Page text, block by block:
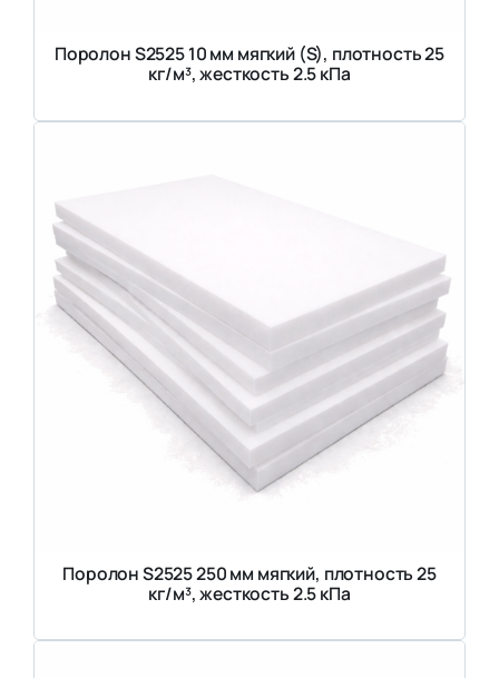
Поролон S2525 10 мм мягкий (S), плотность 25
кг/м³, жесткость 2.5 кПа
Поролон S2525 250 мм мягкий, плотность 25
кг/м³, жесткость 2.5 кПа